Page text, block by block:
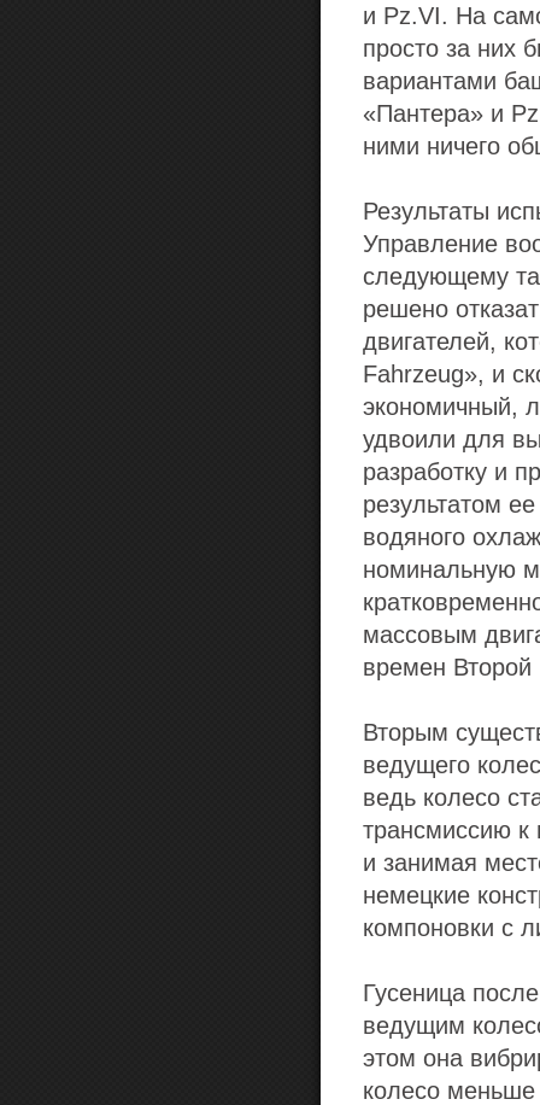
и Pz.VI. На
просто за них
вариантами
«Пантера» и
ними ничего
Результаты
Управление
следующему
решено
двигателей,
Fahrzeug», и
экономичный,
удвоили для
разработку и
результатом
водяного
номинальную
массовым
времен
Вторым
ведущего
ведь колесо
трансмиссию к
и занимая
немецкие
компоновки с
Гусеница
ведущим
этом она
колесо меньше